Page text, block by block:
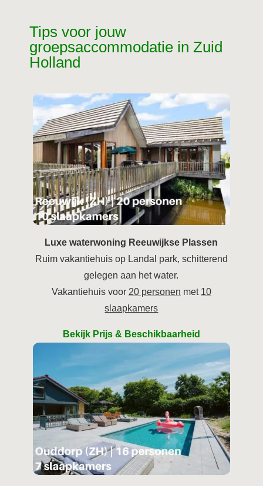
Tips voor jouw
groepsaccommodatie in Zuid
Holland
Luxe waterwoning Reeuwijkse Plassen
Ruim vakantiehuis op Landal park, schitterend
gelegen aan het water.
Vakantiehuis voor 20 personen met 10
slaapkamers
Bekijk Prijs & Beschikbaarheid